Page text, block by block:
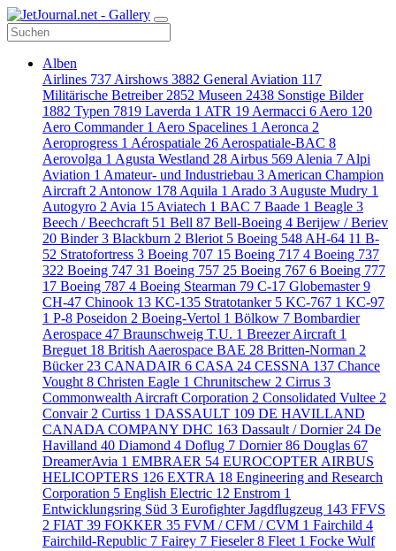
Alben
Airlines 737 Airshows 3882 General Aviation 117
Militärische Betreiber 2852 Museen 2438 Sonstige Bilder
1882 Typen 7819 Laverda 1 ATR 19 Aermacci 6 Aero 120
Aero Commander 1 Aero Spacelines 1 Aeronca 2
Aeroprogress 1 Aérospatiale 26 Aerospatiale-BAC 8
Aerovolga 1 Agusta Westland 28 Airbus 569 Alenia 7 Alpi
Aviation 1 Amateur- und Industriebau 3 American Champion
Aircraft 2 Antonow 178 Aquila 1 Arado 3 Auguste Mudry 1
Autogyro 2 Avia 15 Aviatech 1 BAC 7 Baade 1 Beagle 3
Beech / Beechcraft 51 Bell 87 Bell-Boeing 4 Berijew / Beriev
20 Binder3 Blackburn 2 Bleriot 5 Boeing 548 AH-64 11 B-
52 Stratofortress 3 Boeing 707 15 Boeing 717 4 Boeing 737
322 Boeing 747 31 Boeing 757 25 Boeing 767 6 Boeing 777
17 Boeing 787 4 Boeing Stearman 79 C-17 Globemaster9
CH-47 Chinook 13 KC-135 Stratotanker 5 KC-767 1 KC-97
1 P-8 Poseidon 2 Boeing-Vertol 1 Bölkow 7 Bombardier
Aerospace 47 Braunschweig T.U. 1 Breezer Aircraft 1
Breguet 18 British Aaerospace BAE 28 Britten-Norman 2
Bücker 23 CANADAIR 6 CASA 24 CESSNA 137 Chance
Vought 8 Christen Eagle 1 Chrunitschew 2 Cirrus 3
Commonwealth Aircraft Corporation 2 Consolidated Vultee 2
Convair 2 Curtiss 1 DASSAULT 109 DE HAVILLAND
CANADA COMPANY DHC 163 Dassault / Dornier 24 De
Havilland 40 Diamond 4 Doflug 7 Dornier86 Douglas 67
DreamerAvia 1 EMBRAER 54 EUROCOPTER AIRBUS
HELICOPTERS 126 EXTRA 18 Engineering and Research
Corporation 5 English Electric 12 Enstrom 1
Entwicklungsring Süd 3 Eurofighter Jagdflugzeug 143 FFVS
2 FIAT 39 FOKKER 35 FVM / CFM / CVM 1 Fairchild 4
Fairchild-Republic 7 Fairey 7 Fieseler8 Fleet 1 Focke Wulf